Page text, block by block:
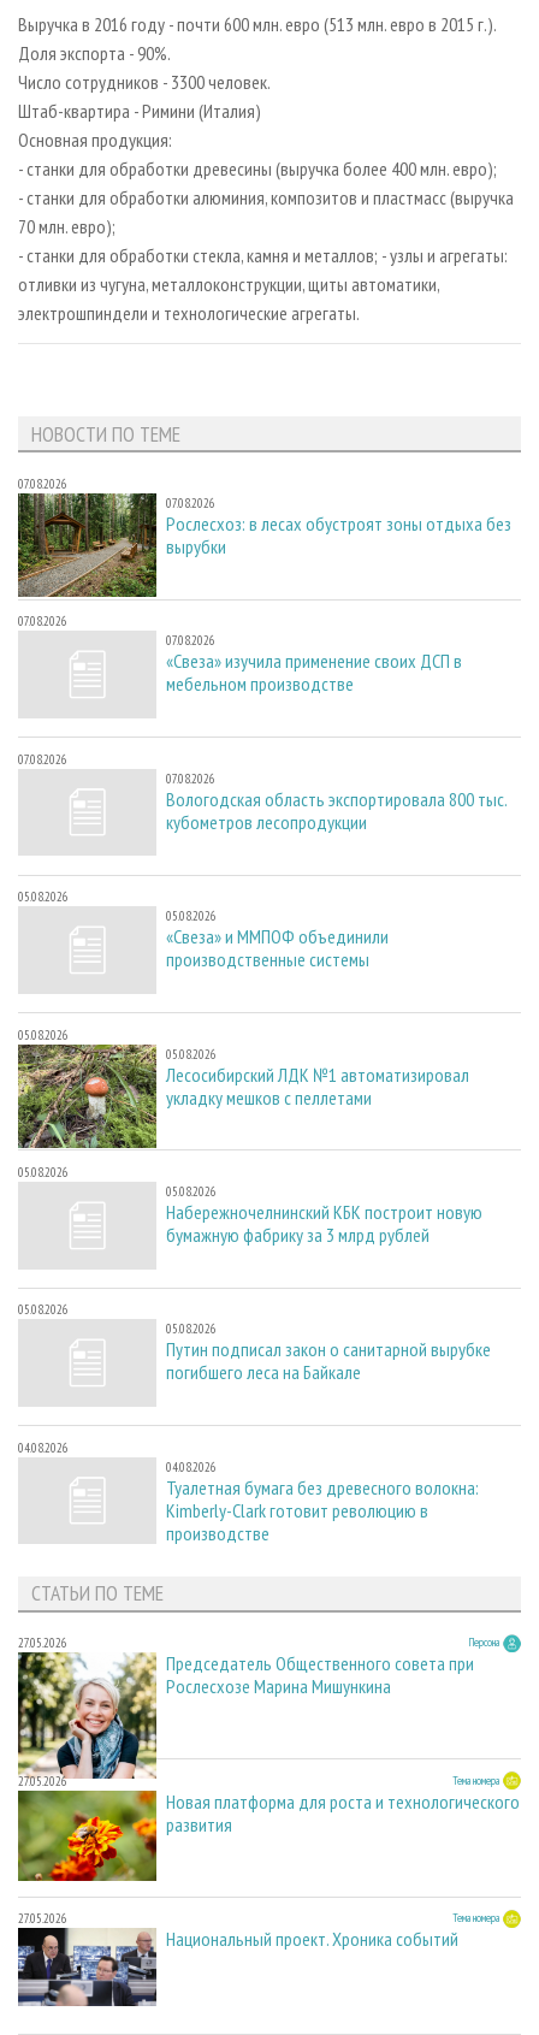
Выручка в 2016 году - почти 600 млн. евро (513 млн. евро в 2015 г.).
Доля экспорта - 90%.
Число сотрудников - 3300 человек.
Штаб-квартира - Римини (Италия)
Основная продукция:
- станки для обработки древесины (выручка более 400 млн. евро);
- станки для обработки алюминия, композитов и пластмасс (выручка
70 млн. евро);
- станки для обработки стекла, камня и металлов; - узлы и агрегаты:
отливки из чугуна, металлоконструкции, щиты автоматики,
электрошпиндели и технологические агрегаты.
НОВОСТИ ПО ТЕМЕ
07.08.2026
07.08.2026
Рослесхоз: в лесах обустроят зоны отдыха без
вырубки
07.08.2026
07.08.2026
«Свеза» изучила применение своих ДСП в
мебельном производстве
07.08.2026
07.08.2026
Вологодская область экспортировала 800 тыс.
кубометров лесопродукции
05.08.2026
05.08.2026
«Свеза» и ММПОФ объединили
производственные системы
05.08.2026
05.08.2026
Лесосибирский ЛДК №1 автоматизировал
укладку мешков с пеллетами
05.08.2026
05.08.2026
Набережночелнинский КБК построит новую
бумажную фабрику за 3 млрд рублей
05.08.2026
05.08.2026
Путин подписал закон о санитарной вырубке
погибшего леса на Байкале
04.08.2026
04.08.2026
Туалетная бумага без древесного волокна:
Kimberly-Clark готовит революцию в
производстве
СТАТЬИ ПО ТЕМЕ
27.05.2026 Персона
Председатель Общественного совета при
Рослесхозе Марина Мишункина
27.05.2026 Тема номера
Новая платформа для роста и технологического
развития
27.05.2026 Тема номера
Национальный проект. Хроника событий